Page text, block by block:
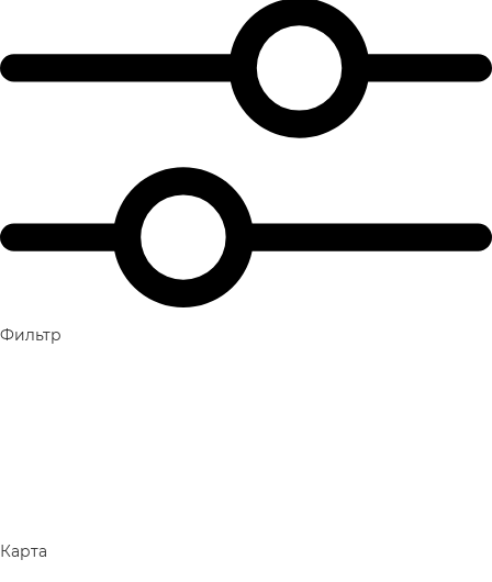
Фильтр
Карта